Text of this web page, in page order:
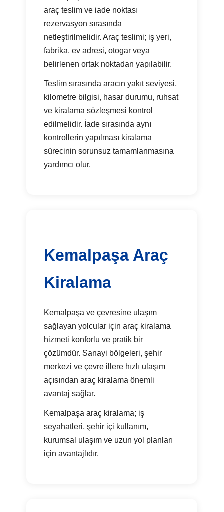
araç teslim ve iade noktası
rezervasyon sırasında
netleştirilmelidir. Araç teslimi; iş yeri,
fabrika, ev adresi, otogar veya
belirlenen ortak noktadan yapılabilir.
Teslim sırasında aracın yakıt seviyesi,
kilometre bilgisi, hasar durumu, ruhsat
ve kiralama sözleşmesi kontrol
edilmelidir. İade sırasında aynı
kontrollerin yapılması kiralama
sürecinin sorunsuz tamamlanmasına
yardımcı olur.
Kemalpaşa Araç
Kiralama
Kemalpaşa ve çevresine ulaşım
sağlayan yolcular için araç kiralama
hizmeti konforlu ve pratik bir
çözümdür. Sanayi bölgeleri, şehir
merkezi ve çevre illere hızlı ulaşım
açısından araç kiralama önemli
avantaj sağlar.
Kemalpaşa araç kiralama; iş
seyahatleri, şehir içi kullanım,
kurumsal ulaşım ve uzun yol planları
için avantajlıdır.